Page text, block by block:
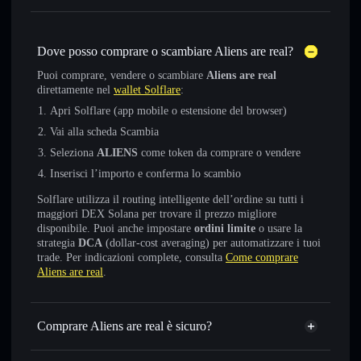
Dove posso comprare o scambiare Aliens are real?
Puoi comprare, vendere o scambiare Aliens are real
direttamente nel wallet Solflare:
Apri Solflare (app mobile o estensione del browser)
Vai alla scheda Scambia
Seleziona ALIENS come token da comprare o vendere
Inserisci l’importo e conferma lo scambio
Solflare utilizza il routing intelligente dell’ordine su tutti i
maggiori DEX Solana per trovare il prezzo migliore
disponibile. Puoi anche impostare ordini limite o usare la
strategia DCA (dollar-cost averaging) per automatizzare i tuoi
trade. Per indicazioni complete, consulta Come comprare
Aliens are real.
Comprare Aliens are real è sicuro?
Aliens are real token verificato